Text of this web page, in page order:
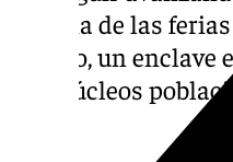
en “una de las
mundo, un
tres núcleos